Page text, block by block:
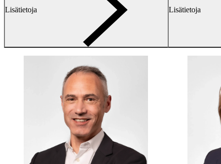
Lisätietoja
arrow-
right
Lisätietoja